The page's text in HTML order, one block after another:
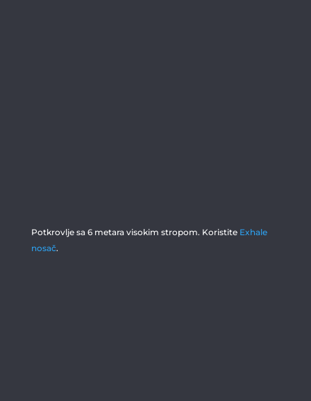
Potkrovlje sa 6 metara visokim stropom. Koristite Exhale
nosač.